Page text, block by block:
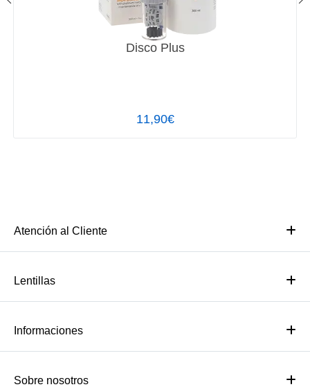
Disco Plus
11,90€
Atención al Cliente
Lentillas
Informaciones
Sobre nosotros